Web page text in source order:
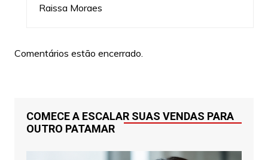
Raissa Moraes
Comentários estão encerrado.
COMECE A ESCALAR SUAS VENDAS PARA
OUTRO PATAMAR